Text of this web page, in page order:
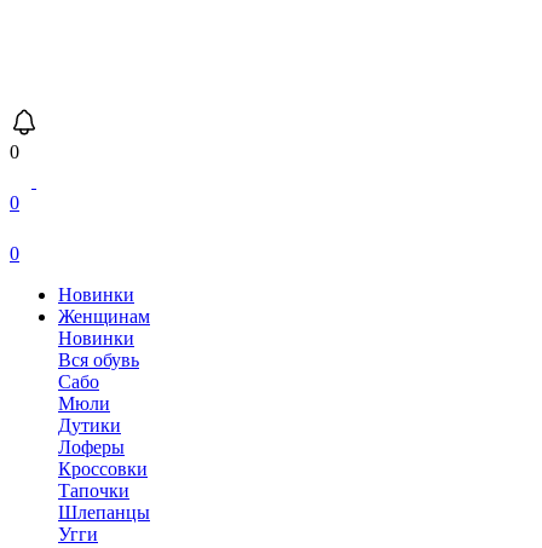
0
0
0
Новинки
Женщинам
Новинки
Вся обувь
Сабо
Мюли
Дутики
Лоферы
Кроссовки
Тапочки
Шлепанцы
Угги